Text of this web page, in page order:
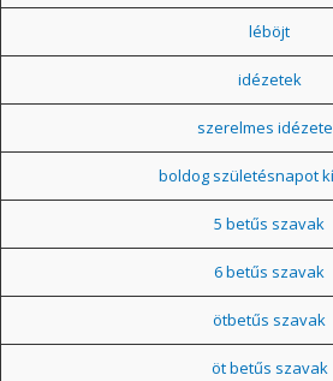
léböjt
idézetek
szerelmes
boldog születésnapot
5 betűs szavak
6 betűs szavak
ötbetűs szavak
öt betűs szavak